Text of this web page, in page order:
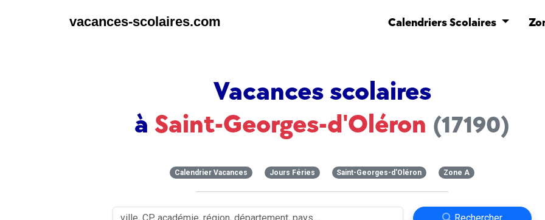
vacances-scolaires.com Calendriers Scolaires
Vacances scolaires
à Saint-Georges-d'Oléron (17190)
Calendrier Vacances Jours Féries Saint-Georges-d'Oléron Zone A